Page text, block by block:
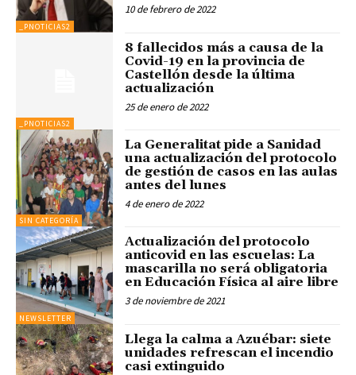
_PNOTICIAS2
10 de febrero de 2022
_PNOTICIAS2
8 fallecidos más a causa de la
Covid-19 en la provincia de
Castellón desde la última
actualización
25 de enero de 2022
SIN CATEGORÍA
La Generalitat pide a Sanidad
una actualización del protocolo
de gestión de casos en las aulas
antes del lunes
4 de enero de 2022
NEWSLETTER
Actualización del protocolo
anticovid en las escuelas: La
mascarilla no será obligatoria
en Educación Física al aire libre
3 de noviembre de 2021
Llega la calma a Azuébar: siete
unidades refrescan el incendio
casi extinguido